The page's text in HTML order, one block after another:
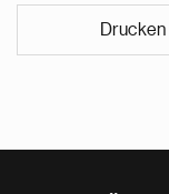
Drucken